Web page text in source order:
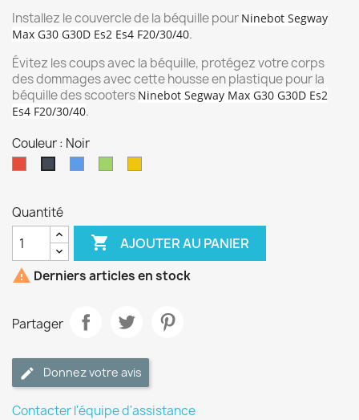
Installez le couvercle de la béquille pour Ninebot Segway
Max G30 G30D Es2 Es4 F20/30/40.
Évitez les coups avec la béquille, protégez votre corps
des dommages avec cette housse en plastique pour la
béquille des scooters Ninebot Segway Max G30 G30D Es2
Es4 F20/30/40.
Couleur : Noir
Quantité
 AJOUTER AU PANIER
 Derniers articles en stock
Partager
Donnez votre avis
Contacter l'équipe d'assistance